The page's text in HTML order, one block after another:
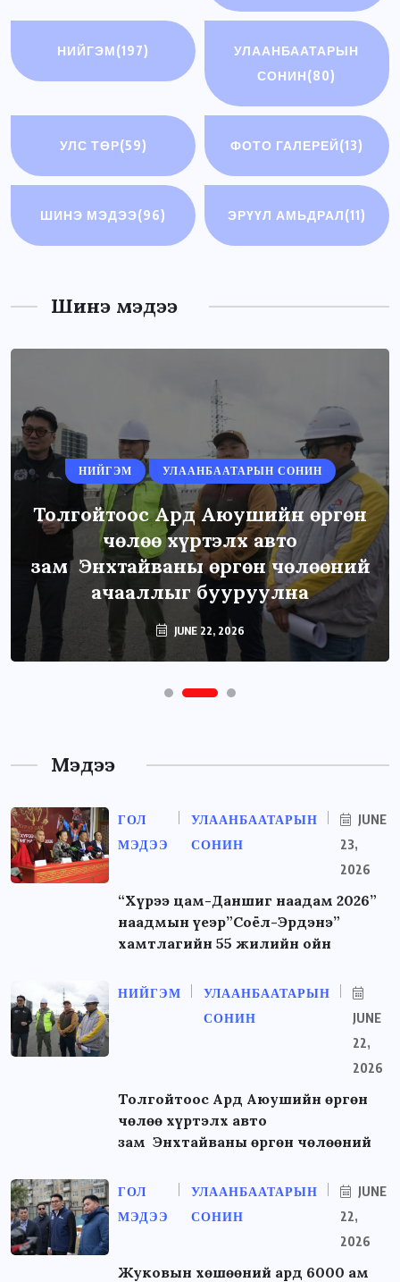
НИЙГЭМ(197)
УЛААНБААТАРЫН
СОНИН(80)
УЛС ТӨР(59) ФОТО ГАЛЕРЕЙ(13)
ШИНЭ МЭДЭЭ(96) ЭРҮҮЛ АМЬДРАЛ(11)
Шинэ мэдээ
НИЙГЭМ УЛААНБААТАРЫН СОНИН
Толгойтоос Ард Аюушийн өргөн
чөлөө хүртэлх авто
зам Энхтайваны өргөн чөлөөний
ачааллыг бууруулна
JUNE 22, 2026
Мэдээ
ГОЛ
МЭДЭЭ
УЛААНБААТАРЫН
СОНИН
JUNE
23,
2026
“Хүрээ цам-Даншиг наадам 2026”
наадмын үеэр”Соёл-Эрдэнэ”
хамтлагийн 55 жилийн ойн
НИЙГЭМ
УЛААНБААТАРЫН
СОНИН
JUNE
22,
2026
Толгойтоос Ард Аюушийн өргөн
чөлөө хүртэлх авто
зам Энхтайваны өргөн чөлөөний
ГОЛ
МЭДЭЭ
УЛААНБААТАРЫН
СОНИН
JUNE
22,
2026
Жуковын хөшөөний ард 6000 ам